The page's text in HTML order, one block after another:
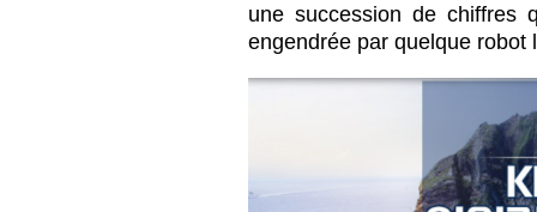
une succession de chiffres
engendrée par quelque robot